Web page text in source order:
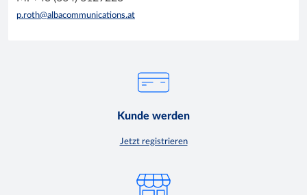
p.roth@albacommunications.at
Kunde werden
Jetzt registrieren